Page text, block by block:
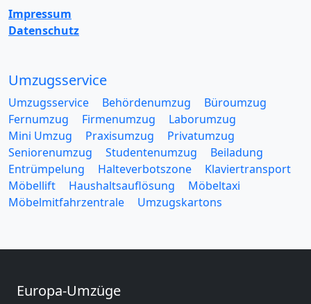
Impressum
Datenschutz
Umzugsservice
Umzugsservice Behördenumzug
Büroumzug
Fernumzug
Firmenumzug
Laborumzug
Mini Umzug
Praxisumzug
Privatumzug
Seniorenumzug
Studentenumzug
Beiladung
Entrümpelung
Halteverbotszone
Klaviertransport
Möbellift
Haushaltsauflösung
Möbeltaxi
Möbelmitfahrzentrale
Umzugskartons
Europa-Umzüge